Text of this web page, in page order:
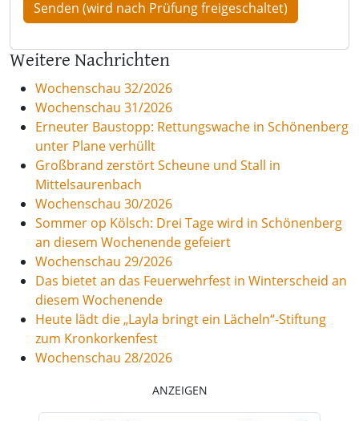
Weitere Nachrichten
Wochenschau 32/2026
Wochenschau 31/2026
Erneuter Baustopp: Rettungswache in Schönenberg
unter Plane verhüllt
Großbrand zerstört Scheune und Stall in
Mittelsaurenbach
Wochenschau 30/2026
Sommer op Kölsch: Drei Tage wird in Schönenberg
an diesem Wochenende gefeiert
Wochenschau 29/2026
Das bietet an das Feuerwehrfest in Winterscheid an
diesem Wochenende
Heute lädt die „Layla bringt ein Lächeln“-Stiftung
zum Kronkorkenfest
Wochenschau 28/2026
ANZEIGEN